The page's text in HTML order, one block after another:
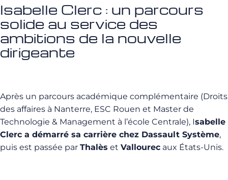
Isabelle Clerc : un parcours
solide au service des
ambitions de la nouvelle
dirigeante
Après un parcours académique complémentaire (Droits
des affaires à Nanterre, ESC Rouen et Master de
Technologie & Management à l’école Centrale), Isabelle
Clerc a démarré sa carrière chez Dassault Système,
puis est passée par Thalès et Vallourec aux États-Unis.